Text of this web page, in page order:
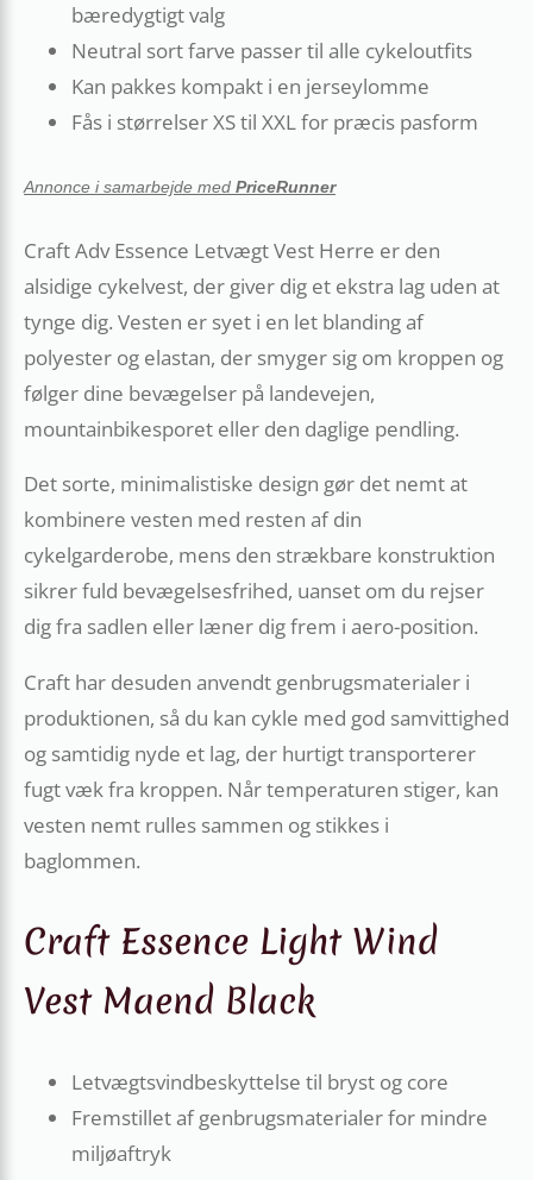
bæredygtigt valg
Neutral sort farve passer til alle cykeloutfits
Kan pakkes kompakt i en jerseylomme
Fås i størrelser XS til XXL for præcis pasform
Annonce i samarbejde med PriceRunner
Craft Adv Essence Letvægt Vest Herre er den
alsidige cykelvest, der giver dig et ekstra lag uden at
tynge dig. Vesten er syet i en let blanding af
polyester og elastan, der smyger sig om kroppen og
følger dine bevægelser på landevejen,
mountainbikesporet eller den daglige pendling.
Det sorte, minimalistiske design gør det nemt at
kombinere vesten med resten af din
cykelgarderobe, mens den strækbare konstruktion
sikrer fuld bevægelsesfrihed, uanset om du rejser
dig fra sadlen eller læner dig frem i aero-position.
Craft har desuden anvendt genbrugsmaterialer i
produktionen, så du kan cykle med god samvittighed
og samtidig nyde et lag, der hurtigt transporterer
fugt væk fra kroppen. Når temperaturen stiger, kan
vesten nemt rulles sammen og stikkes i
baglommen.
Craft Essence Light Wind
Vest Maend Black
Letvægtsvindbeskyttelse til bryst og core
Fremstillet af genbrugsmaterialer for mindre
miljøaftryk